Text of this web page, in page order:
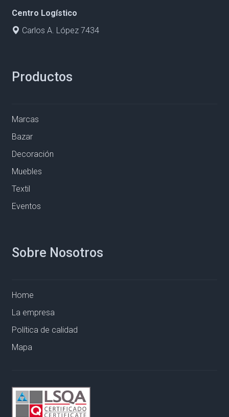
Centro Logístico
Carlos A. López 7434
Productos
Marcas
Bazar
Decoración
Muebles
Textil
Eventos
Sobre Nosotros
Home
La empresa
Política de calidad
Mapa